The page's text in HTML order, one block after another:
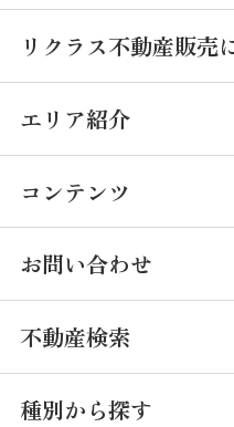
リクラス不動産販売
エリア紹介
コンテンツ
お問い合わせ
不動産検索
種別から探す